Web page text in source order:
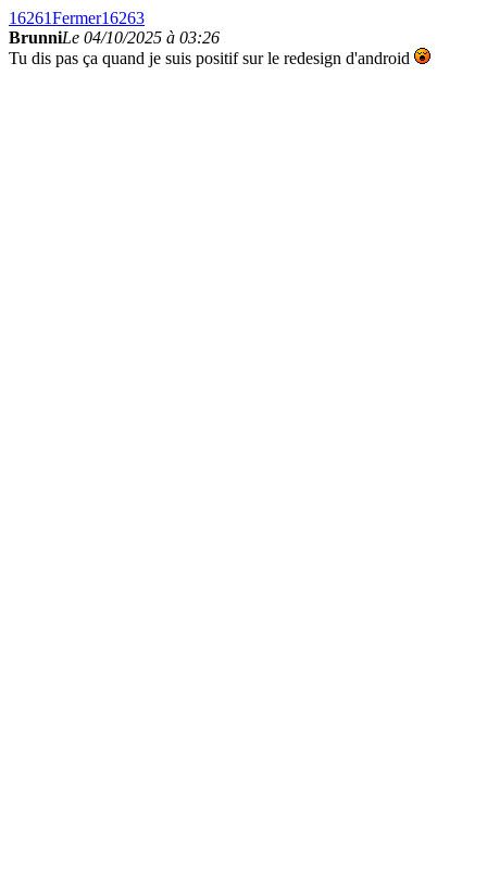
16261Fermer16263
BrunniLe 04/10/2025 à 03:26
Tu dis pas ça quand je suis positif sur le redesign d'android